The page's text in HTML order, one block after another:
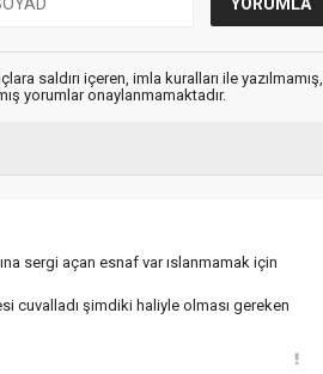
saldırı içeren, imla kuralları ile yazılmamış,
yorumlar onaylanmamaktadır.
sergi açan esnaf var ıslanmamak için
cuvalladı şimdiki haliyle olması gereken